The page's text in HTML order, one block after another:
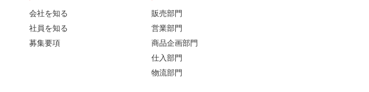
会社を知る
社員を知る
募集要項
販売部門
営業部門
商品企画部門
仕入部門
物流部門